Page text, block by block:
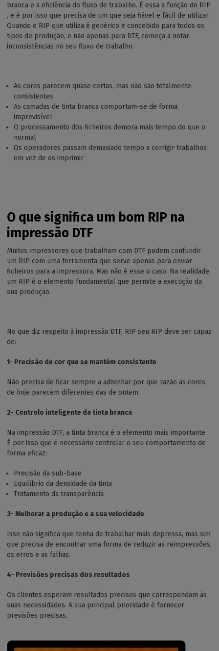
branca e a eficiência do fluxo de trabalho. É essa a função do RIP
, e é por isso que precisa de um que seja fiável e fácil de utilizar.
Quando o RIP que utiliza é genérico e concebido para todos os
tipos de produção, e não apenas para DTF, começa a notar
inconsistências no seu fluxo de trabalho.
As cores parecem quase certas, mas não são totalmente
consistentes
As camadas de tinta branca comportam-se de forma
imprevisível
O processamento dos ficheiros demora mais tempo do que o
normal
Os operadores passam demasiado tempo a corrigir trabalhos
em vez de os imprimir
O que significa um bom RIP na
impressão DTF
Muitos impressores que trabalham com DTF podem confundir
um RIP com uma ferramenta que serve apenas para enviar
ficheiros para a impressora. Mas não é esse o caso. Na realidade,
um RIP é o elemento fundamental que permite a execução da
sua produção.
No que diz respeito à impressão DTF, RIP seu RIP deve ser capaz
de:
1- Precisão de cor que se mantém consistente
Não precisa de ficar sempre a adivinhar por que razão as cores
de hoje parecem diferentes das de ontem.
2- Controlo inteligente da tinta branca
Na impressão DTF, a tinta branca é o elemento mais importante.
É por isso que é necessário controlar o seu comportamento de
forma eficaz:
Precisão da sub-base
Equilíbrio da densidade da tinta
Tratamento da transparência
3- Melhorar a produção e a sua velocidade
Isso não significa que tenha de trabalhar mais depressa, mas sim
que precisa de encontrar uma forma de reduzir as reimpressões,
os erros e as falhas.
4- Previsões precisas dos resultados
Os clientes esperam resultados precisos que correspondam às
suas necessidades. A sua principal prioridade é fornecer
previsões precisas.